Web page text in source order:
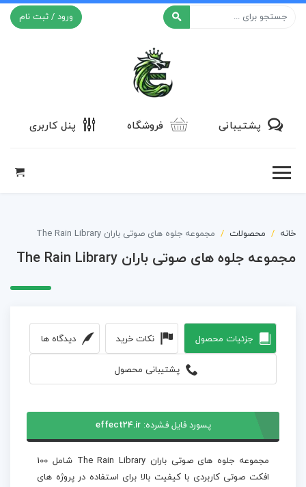
ورود / ثبت نام
پشتیبانی فروشگاه پنل کاربری
خانه محصولات مجموعه جلوه های صوتی باران The Rain Library
مجموعه جلوه های صوتی باران The Rain Library
جزئیات محصول نکات خرید دیدگاه ها
پشتیبانی محصول
پسورد فایل فشرده:effect24.ir
مجموعه جلوه های صوتی باران The Rain Library شامل 100
افکت صوتی کاربردی با کیفیت بالا برای استفاده در پروژه های